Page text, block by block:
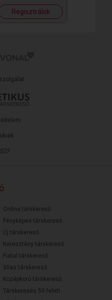
Regisztrálok
Online társkereső
Fényképes társkereső
Új társkereső
Keresztény társkereső
Fiatal társkereső
30as társkereső
Középkorú társkereső
Társkeresés 50 felett